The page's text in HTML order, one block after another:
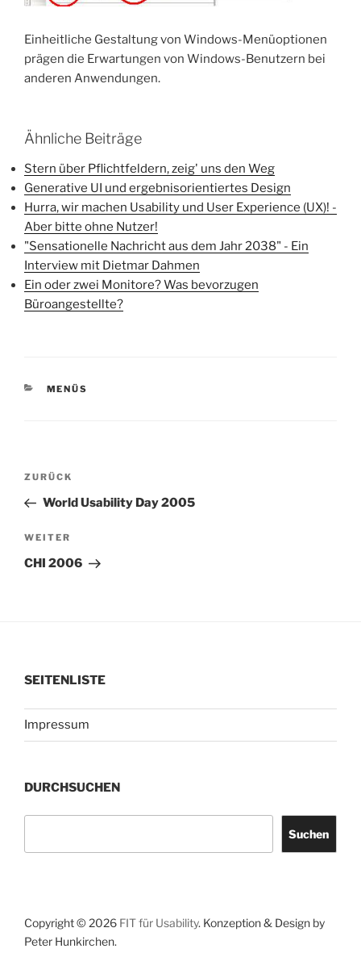
Einheitliche Gestaltung von Windows-Menüoptionen
prägen die Erwartungen von Windows-Benutzern bei
anderen Anwendungen.
Ähnliche Beiträge
Stern über Pflichtfeldern, zeig' uns den Weg
Generative UI und ergebnisorientiertes Design
Hurra, wir machen Usability und User Experience (UX)! -
Aber bitte ohne Nutzer!
"Sensationelle Nachricht aus dem Jahr 2038" - Ein
Interview mit Dietmar Dahmen
Ein oder zwei Monitore? Was bevorzugen
Büroangestellte?
KATEGORIEN
MENÜS
Beitragsnavigation
Vorheriger
Beitrag
ZURÜCK
World Usability Day 2005
Nächster
Beitrag
WEITER
CHI 2006
SEITENLISTE
Impressum
DURCHSUCHEN
Suchen
Copyright © 2026 FIT für Usability. Konzeption & Design by
Peter Hunkirchen.